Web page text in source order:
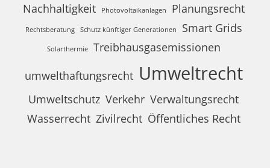
Nachhaltigkeit Photovoltaikanlagen Planungsrecht
Rechtsberatung Schutz künftiger Generationen Smart Grids
Solarthermie
Treibhausgasemissionen
umwelthaftungsrecht Umweltrecht
Umweltschutz Verkehr Verwaltungsrecht
Wasserrecht Zivilrecht Öffentliches Recht